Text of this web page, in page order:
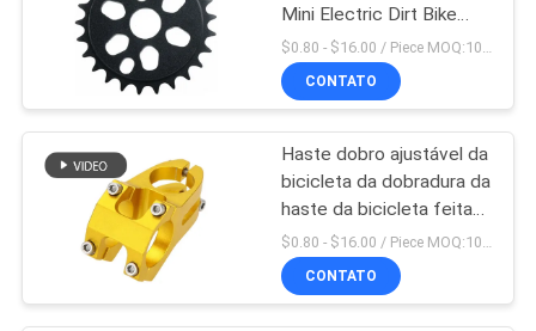
Mini Electric Dirt Bike
Parts do Cnc do OEM
$0.80 - $16.00 / Piece MOQ:10 partes
CONTATO
Haste dobro ajustável da
bicicleta da dobradura da
haste da bicicleta feita
em China
CONTATO